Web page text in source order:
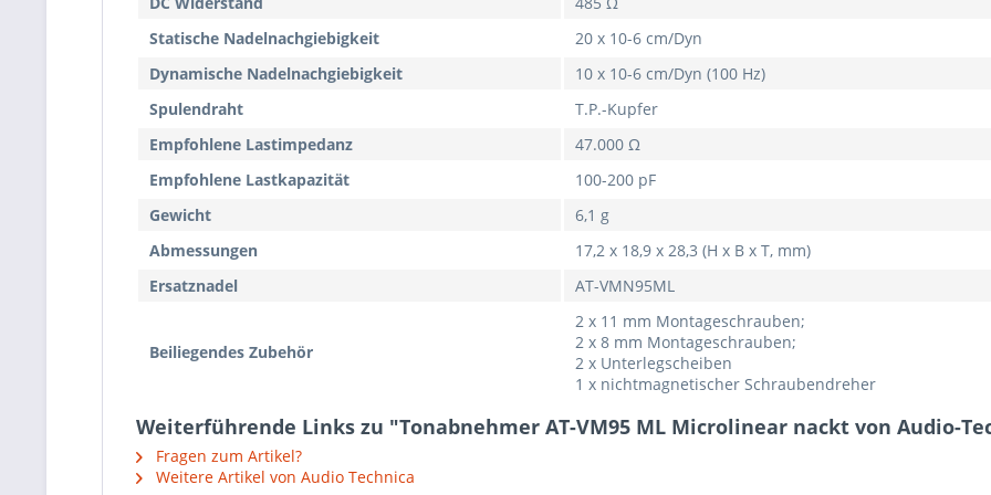
Statische Nadelnachgiebigkeit
20 x 10-6 cm/Dyn
Dynamische Nadelnachgiebigkeit
10 x 10-6 cm/Dyn (100 Hz)
Spulendraht
T.P.-Kupfer
Empfohlene Lastimpedanz
47.000 Ω
Empfohlene Lastkapazität
100-200 pF
Gewicht
6,1 g
Abmessungen
17,2 x 18,9 x 28,3 (H x B x T, mm)
Ersatznadel
AT-VMN95ML
Beiliegendes Zubehör
2 x 11 mm Montageschrauben;
2 x 8 mm Montageschrauben;
2 x Unterlegscheiben
1 x nichtmagnetischer Schraubendreher
Weiterführende Links zu "Tonabnehmer AT-VM95 ML Microlinear nackt von Audio-
Fragen zum Artikel?
Weitere Artikel von Audio Technica